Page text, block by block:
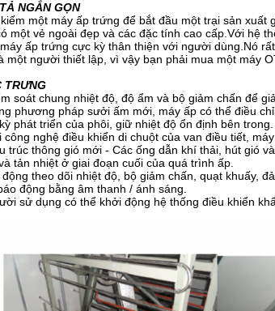
NGẮN GỌN
một máy ấp trứng để bắt đầu một trại sản xuất
một vẻ ngoài đẹp và các đặc tính cao cấp.Với hệ
ấp trứng cực kỳ thân thiện với người dùng.Nó
một người thiết lập, vì vậy bạn phải mua một máy
TRƯNG
soát chung nhiệt độ, độ ẩm và bộ giảm chấn để
phương pháp sưởi ấm mới, máy ấp có thể điều
phát triển của phôi, giữ nhiệt độ ổn định bên trong.
công nghệ điều khiển di chuột của van điều tiết,
trúc thông gió mới - Các ống dẫn khí thải, hút gió
tản nhiệt ở giai đoạn cuối của quá trình ấp.
động theo dõi nhiệt độ, bộ giảm chấn, quạt khuấy,
động bằng âm thanh / ánh sáng.
sử dụng có thể khởi động hệ thống điều khiển